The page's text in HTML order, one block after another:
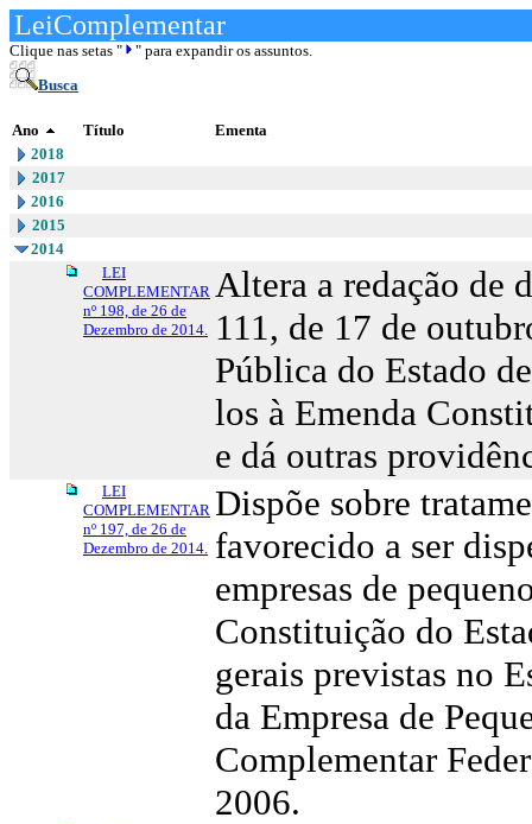
LeiComplementar
Clique nas setas "
" para expandir os assuntos.
Busca
Ano Título
Ementa
2018
2017
2016
2015
2014
LEI
COMPLEMENTAR
nº 198, de 26 de
Dezembro de 2014.
Altera a redação de
111, de 17 de
Pública do Estado
los à Emenda
e dá outras
LEI
COMPLEMENTAR
nº 197, de 26 de
Dezembro de 2014.
Dispõe sobre
favorecido a ser
empresas de
Constituição do
gerais previstas no
da Empresa de
Complementar
2006.